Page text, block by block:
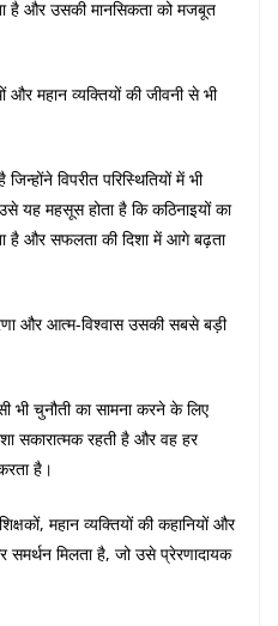
है और उसकी मानसिकता को मजबूत
महान व्यक्तियों की जीवनी से भी
विपरीत परिस्थितियों में भी
यह महसूस होता है कि कठिनाइयों का
है और सफलता की दिशा में आगे बढ़ता
और आत्म-विश्वास उसकी सबसे बड़ी
भी चुनौती का सामना करने के लिए
सकारात्मक रहती है और वह हर
है।
महान व्यक्तियों की कहानियों और
समर्थन मिलता है, जो उसे प्रेरणादायक